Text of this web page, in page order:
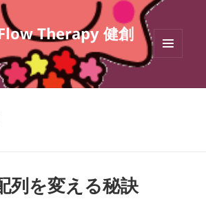
Therapy 健創
ィジェ
列を変える秘訣